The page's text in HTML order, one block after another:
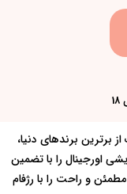
برترین برندهای دنیا،
اورجینال را با تضمین
و راحت را با رژفام